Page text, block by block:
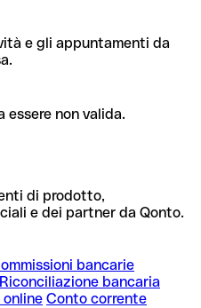
e gli appuntamenti da
essere non valida.
di prodotto,
e dei partner da Qonto.
bancarie
Riconciliazione bancaria
online Conto corrente